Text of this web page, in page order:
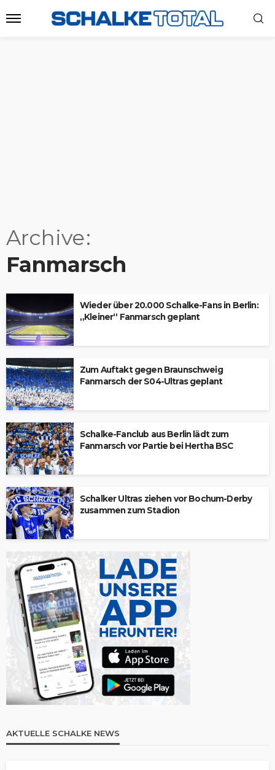
Archive
Fanmarsch
Wieder über 20.000 Schalke-Fans in Berlin:
„Kleiner“ Fanmarsch geplant
Zum Auftakt gegen Braunschweig
Fanmarsch der S04-Ultras geplant
Schalke-Fanclub aus Berlin lädt zum
Fanmarsch vor Partie bei Hertha BSC
Schalker Ultras ziehen vor Bochum-Derby
zusammen zum Stadion
AKTUELLE SCHALKE NEWS